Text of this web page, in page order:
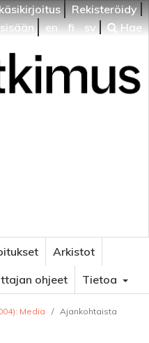
Rekisteröidy
en fi sv Hae
Arkistot
ohjeet Tietoa
Media / Ajankohtaista